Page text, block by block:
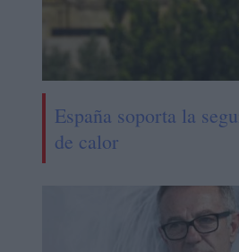
España soporta la
de calor